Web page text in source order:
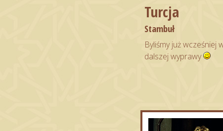
Turcja
Stambuł
Byliśmy już wcześniej
dalszej wyprawy